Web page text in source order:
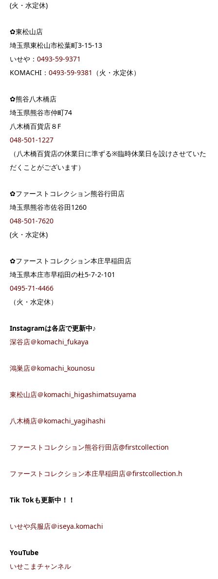
(火・水定休)
✿東松山店
埼玉県東松山市松葉町3-15-13
いせや： 0493-59-9371
KOMACHI： 0493-59-9381 （火・水定休）
✿熊谷八木橋店
埼玉県熊谷市仲町74
八木橋百貨店８F
048-501-1227
（八木橋百貨店の休業日に準ずる※臨時休業日を設けさせていた
だくことがございます）
✿ファーストコレクション熊谷行田店
埼玉県熊谷市佐谷田1260
048-501-7620
(火・水定休)
✿ファーストコレクション本庄早稲田店
埼玉県本庄市早稲田の杜5-7-2-101
0495-71-4466
（火・水定休）
Instagramは各店で更新中♪
深谷店＠komachi_fukaya
鴻巣店＠komachi_kounosu
東松山店＠komachi_higashimatsuyama
八木橋店＠komachi_yagihashi
ファーストコレクション熊谷行田店@firstcollection
ファーストコレクション本庄早稲田店＠firstcollection.h
Tik Tokも更新中！！
いせや呉服店＠iseya.komachi
YouTube
いせこまチャンネル